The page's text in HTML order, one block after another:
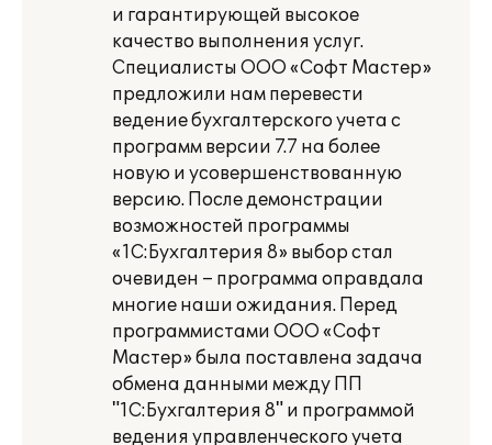
и гарантирующей высокое
качество выполнения услуг.
Специалисты ООО «Софт Мастер»
предложили нам перевести
ведение бухгалтерского учета с
программ версии 7.7 на более
новую и усовершенствованную
версию. После демонстрации
возможностей программы
«1С:Бухгалтерия 8» выбор стал
очевиден – программа оправдала
многие наши ожидания. Перед
программистами ООО «Софт
Мастер» была поставлена задача
обмена данными между ПП
"1С:Бухгалтерия 8" и программой
ведения управленческого учета